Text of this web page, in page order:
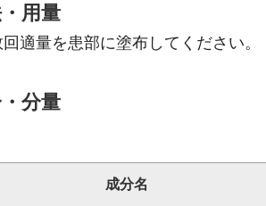
用量
適量を患部に塗布してください。
分量
成分名